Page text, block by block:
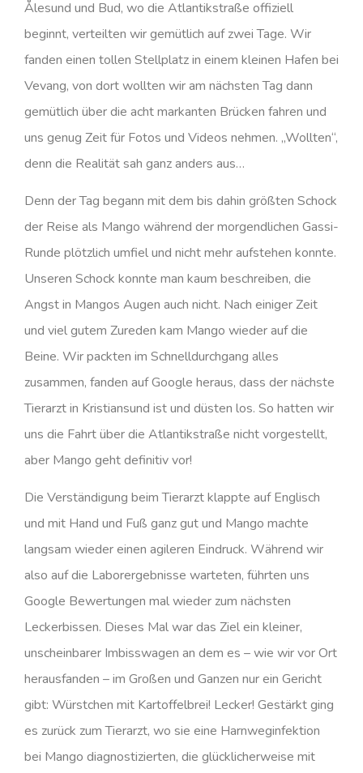
Ålesund und Bud, wo die Atlantikstraße offiziell
beginnt, verteilten wir gemütlich auf zwei Tage. Wir
fanden einen tollen Stellplatz in einem kleinen Hafen bei
Vevang, von dort wollten wir am nächsten Tag dann
gemütlich über die acht markanten Brücken fahren und
uns genug Zeit für Fotos und Videos nehmen. „Wollten“,
denn die Realität sah ganz anders aus…
Denn der Tag begann mit dem bis dahin größten Schock
der Reise als Mango während der morgendlichen Gassi-
Runde plötzlich umfiel und nicht mehr aufstehen konnte.
Unseren Schock konnte man kaum beschreiben, die
Angst in Mangos Augen auch nicht. Nach einiger Zeit
und viel gutem Zureden kam Mango wieder auf die
Beine. Wir packten im Schnelldurchgang alles
zusammen, fanden auf Google heraus, dass der nächste
Tierarzt in Kristiansund ist und düsten los. So hatten wir
uns die Fahrt über die Atlantikstraße nicht vorgestellt,
aber Mango geht definitiv vor!
Die Verständigung beim Tierarzt klappte auf Englisch
und mit Hand und Fuß ganz gut und Mango machte
langsam wieder einen agileren Eindruck. Während wir
also auf die Laborergebnisse warteten, führten uns
Google Bewertungen mal wieder zum nächsten
Leckerbissen. Dieses Mal war das Ziel ein kleiner,
unscheinbarer Imbisswagen an dem es – wie wir vor Ort
herausfanden – im Großen und Ganzen nur ein Gericht
gibt: Würstchen mit Kartoffelbrei! Lecker! Gestärkt ging
es zurück zum Tierarzt, wo sie eine Harnweginfektion
bei Mango diagnostizierten, die glücklicherweise mit